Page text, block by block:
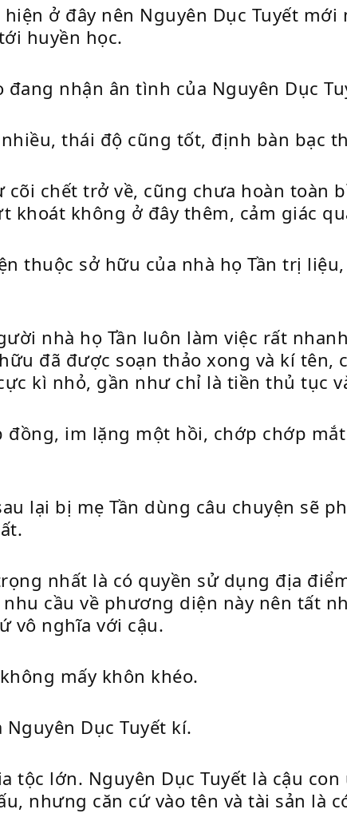
ở đây nên Nguyên Dục Tuyết
huyền học.
đang nhận ân tình của Nguyên Dục
thái độ cũng tốt, định bàn bạc
chết trở về, cũng chưa hoàn toàn
khoát không ở đây thêm, cảm giác
thuộc sở hữu của nhà họ Tần trị
nhà họ Tần luôn làm việc rất
đã được soạn thảo xong và kí tên,
kì nhỏ, gần như chỉ là tiền thủ tục
đồng, im lặng một hồi, chớp chớp
lại bị mẹ Tần dùng câu chuyện sẽ
nhất là có quyền sử dụng địa
cầu về phương diện này nên tất
vô nghĩa với cậu.
mấy khôn khéo.
Dục Tuyết kí.
tộc lớn. Nguyên Dục Tuyết là cậu
nhưng căn cứ vào tên và tài sản là